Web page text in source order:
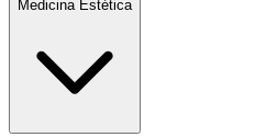
Medicina Estética